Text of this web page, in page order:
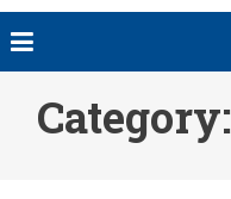
Category: